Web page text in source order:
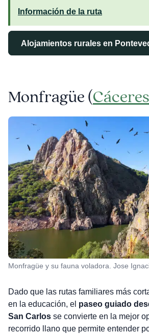
Información de la ruta
Alojamientos rurales en
Monfragüe (Cáceres
Monfragüe y su fauna voladora. Jose
Dado que las rutas familiares más
en la educación, el paseo guiado
San Carlosse convierte en la mejor
recorrido llano que permite entender